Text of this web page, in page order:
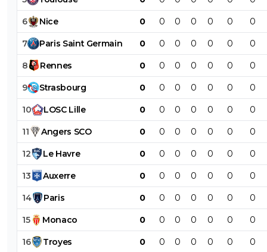
6 Nice 0 0 0 0 0 0 0
7 Paris Saint Germain 0 0 0 0 0 0 0
8 Rennes 0 0 0 0 0 0 0
9 Strasbourg 0 0 0 0 0 0 0
10 LOSC Lille 0 0 0 0 0 0 0
11 Angers SCO 0 0 0 0 0 0 0
12 Le Havre 0 0 0 0 0 0 0
13 Auxerre 0 0 0 0 0 0 0
14 Paris 0 0 0 0 0 0 0
15 Monaco 0 0 0 0 0 0 0
16 Troyes 0 0 0 0 0 0 0